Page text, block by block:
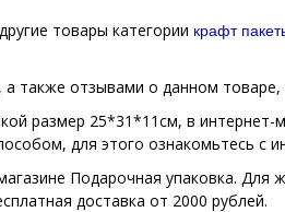
товары категории крафт
также отзывами о данном
размер 25*31*11см, в
для этого ознакомьтесь с
Подарочная упаковка.
доставка от 2000 рублей.